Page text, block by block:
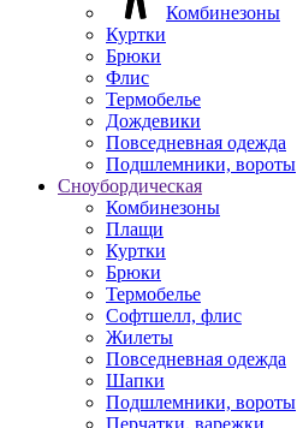
Комбинезоны
Куртки
Брюки
Флис
Термобелье
Дождевики
Повседневная одежда
Подшлемники, вороты
Сноубордическая
Комбинезоны
Плащи
Куртки
Брюки
Термобелье
Софтшелл, флис
Жилеты
Повседневная одежда
Шапки
Подшлемники, вороты
Перчатки, варежки